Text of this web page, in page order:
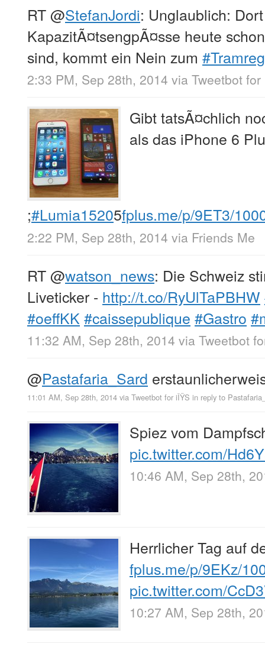
RT@StefanJordi: Unglaublich:
KapazitÃ¤tsengpÃ¤sse heute
sind, kommt ein Nein zum
2:33 PM, Sep 28th, 2014 via Tweetbot for
Gibt tatsÃ¤chlich
als das iPhone 6
;#Lumia15205fplus.me/p/9ET3/
2:22 PM, Sep 28th, 2014 via Friends Me
RT@watson_news: Die Schweiz
Liveticker - http://t.co/RyUlTaPBHW
#oeffKK #caissepublique #Gastro
11:32 AM, Sep 28th, 2014 via Tweetbot
@Pastafaria_Sard
11:01 AM, Sep 28th, 2014 via Tweetbot for iÎŸS in reply to
Spiez vom
pic.twitter.com/
10:46 AM, Sep 28th,
Herrlicher Tag auf
fplus.me/p/9EKz/
pic.twitter.com/
10:27 AM, Sep 28th,